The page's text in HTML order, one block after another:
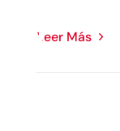
Leer Más